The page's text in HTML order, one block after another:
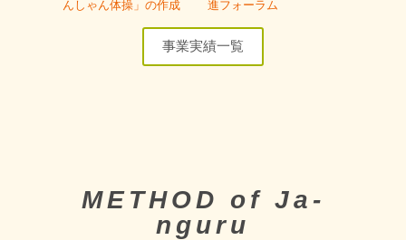
んしゃん体操」の作成 進フォーラム
事業実績一覧
METHOD of Ja-
nguru